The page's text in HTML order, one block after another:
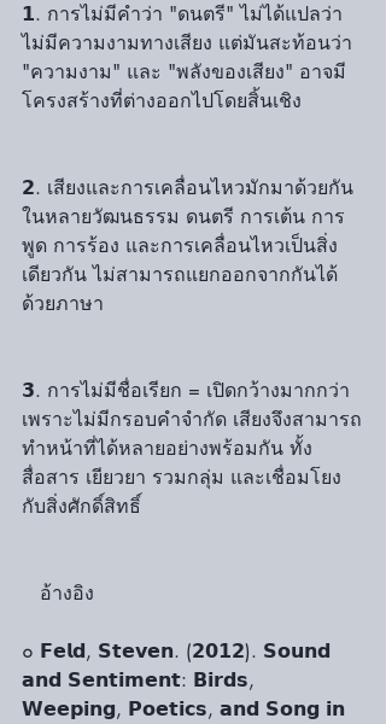
𝟭. การไม่มีคำว่า "ดนตรี" ไม่ได้แปลว่า
ไม่มีความงามทางเสียง แต่มันสะท้อนว่า
"ความงาม" และ "พลังของเสียง" อาจมี
โครงสร้างที่ต่างออกไปโดยสิ้นเชิง
𝟮. เสียงและการเคลื่อนไหวมักมาด้วยกัน
ในหลายวัฒนธรรม ดนตรี การเต้น การ
พูด การร้อง และการเคลื่อนไหวเป็นสิ่ง
เดียวกัน ไม่สามารถแยกออกจากกันได้
ด้วยภาษา
𝟯. การไม่มีชื่อเรียก = เปิดกว้างมากกว่า
เพราะไม่มีกรอบคำจำกัด เสียงจึงสามารถ
ทำหน้าที่ได้หลายอย่างพร้อมกัน ทั้ง
สื่อสาร เยียวยา รวมกลุ่ม และเชื่อมโยง
กับสิ่งศักดิ์สิทธิ์
อ้างอิง
๐ 𝗙𝗲𝗹𝗱, 𝗦𝘁𝗲𝘃𝗲𝗻. (𝟮𝟬𝟭𝟮). 𝗦𝗼𝘂𝗻𝗱
𝗮𝗻𝗱 𝗦𝗲𝗻𝘁𝗶𝗺𝗲𝗻𝘁: 𝗕𝗶𝗿𝗱𝘀,
𝗪𝗲𝗲𝗽𝗶𝗻𝗴, 𝗣𝗼𝗲𝘁𝗶𝗰𝘀, 𝗮𝗻𝗱 𝗦𝗼𝗻𝗴 𝗶𝗻